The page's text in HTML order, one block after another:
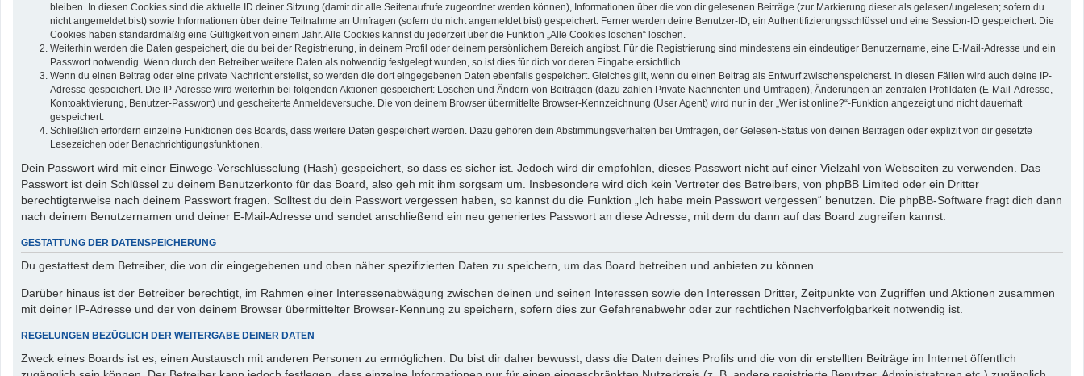
bleiben. In diesen Cookies sind die aktuelle ID deiner Sitzung (damit dir alle Seitenaufrufe zugeordnet werden können), Informationen über die von dir gelesenen Beiträge (zur Markierung dieser als gelesen/ungelesen; sofern du
nicht angemeldet bist) sowie Informationen über deine Teilnahme an Umfragen (sofern du nicht angemeldet bist) gespeichert. Ferner werden deine Benutzer-ID, ein Authentifizierungsschlüssel und eine Session-ID gespeichert. Die
Cookies haben standardmäßig eine Gültigkeit von einem Jahr. Alle Cookies kannst du jederzeit über die Funktion „Alle Cookies löschen“ löschen.
Weiterhin werden die Daten gespeichert, die du bei der Registrierung, in deinem Profil oder deinem persönlichem Bereich angibst. Für die Registrierung sind mindestens ein eindeutiger Benutzername, eine E-Mail-Adresse und ein
Passwort notwendig. Wenn durch den Betreiber weitere Daten als notwendig festgelegt wurden, so ist dies für dich vor deren Eingabe ersichtlich.
Wenn du einen Beitrag oder eine private Nachricht erstellst, so werden die dort eingegebenen Daten ebenfalls gespeichert. Gleiches gilt, wenn du einen Beitrag als Entwurf zwischenspeicherst. In diesen Fällen wird auch deine IP-
Adresse gespeichert. Die IP-Adresse wird weiterhin bei folgenden Aktionen gespeichert: Löschen und Ändern von Beiträgen (dazu zählen Private Nachrichten und Umfragen), Änderungen an zentralen Profildaten (E-Mail-Adresse,
Kontoaktivierung, Benutzer-Passwort) und gescheiterte Anmeldeversuche. Die von deinem Browser übermittelte Browser-Kennzeichnung (User Agent) wird nur in der „Wer ist online?“-Funktion angezeigt und nicht dauerhaft
gespeichert.
Schließlich erfordern einzelne Funktionen des Boards, dass weitere Daten gespeichert werden. Dazu gehören dein Abstimmungsverhalten bei Umfragen, der Gelesen-Status von deinen Beiträgen oder explizit von dir gesetzte
Lesezeichen oder Benachrichtigungsfunktionen.
Dein Passwort wird mit einer Einwege-Verschlüsselung (Hash) gespeichert, so dass es sicher ist. Jedoch wird dir empfohlen, dieses Passwort nicht auf einer Vielzahl von Webseiten zu verwenden. Das
Passwort ist dein Schlüssel zu deinem Benutzerkonto für das Board, also geh mit ihm sorgsam um. Insbesondere wird dich kein Vertreter des Betreibers, von phpBB Limited oder ein Dritter
berechtigterweise nach deinem Passwort fragen. Solltest du dein Passwort vergessen haben, so kannst du die Funktion „Ich habe mein Passwort vergessen“ benutzen. Die phpBB-Software fragt dich dann
nach deinem Benutzernamen und deiner E-Mail-Adresse und sendet anschließend ein neu generiertes Passwort an diese Adresse, mit dem du dann auf das Board zugreifen kannst.
GESTATTUNG DER DATENSPEICHERUNG
Du gestattest dem Betreiber, die von dir eingegebenen und oben näher spezifizierten Daten zu speichern, um das Board betreiben und anbieten zu können.
Darüber hinaus ist der Betreiber berechtigt, im Rahmen einer Interessenabwägung zwischen deinen und seinen Interessen sowie den Interessen Dritter, Zeitpunkte von Zugriffen und Aktionen zusammen
mit deiner IP-Adresse und der von deinem Browser übermittelter Browser-Kennung zu speichern, sofern dies zur Gefahrenabwehr oder zur rechtlichen Nachverfolgbarkeit notwendig ist.
REGELUNGEN BEZÜGLICH DER WEITERGABE DEINER DATEN
Zweck eines Boards ist es, einen Austausch mit anderen Personen zu ermöglichen. Du bist dir daher bewusst, dass die Daten deines Profils und die von dir erstellten Beiträge im Internet öffentlich